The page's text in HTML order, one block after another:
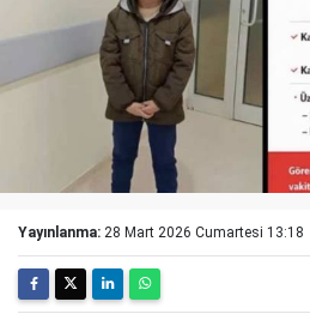
Yayınlanma: 28 Mart 2026 Cumartesi 13:18